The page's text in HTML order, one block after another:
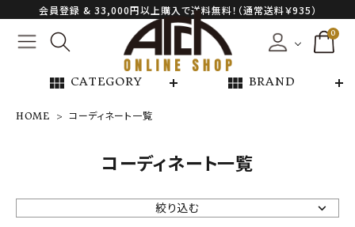
会員登録 & 33,000円以上購入で送料無料！（通常送料￥935）
0
view_module CATEGORY view_module BRAND
NEW ARRIVAL
ARCH EXCLUSIVE
HOME コーディネート一覧
コーディネート一覧
絞り込む